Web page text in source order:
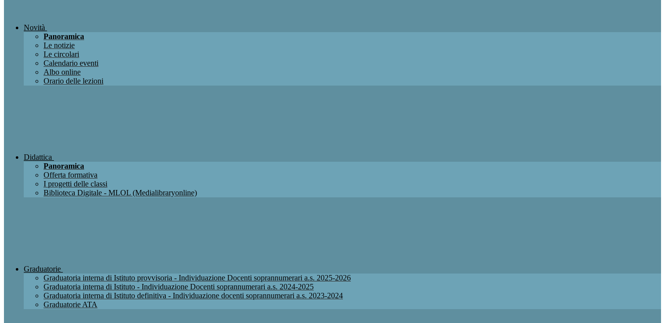
Novità
Panoramica
Le notizie
Le circolari
Calendario eventi
Albo online
Orario delle lezioni
Didattica
Panoramica
Offerta formativa
I progetti delle classi
Biblioteca Digitale - MLOL (Medialibraryonline)
Graduatorie
Graduatoria interna di Istituto provvisoria - Individuazione Docenti soprannumerari a.s. 2025-2026
Graduatoria interna di Istituto - Individuazione Docenti soprannumerari a.s. 2024-2025
Graduatoria interna di Istituto definitiva - Individuazione docenti soprannumerari a.s. 2023-2024
Graduatorie ATA